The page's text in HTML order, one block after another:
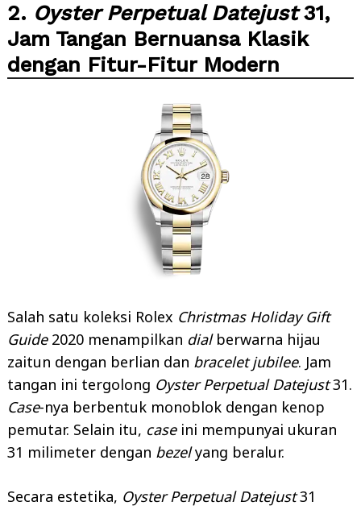
2. Oyster Perpetual Datejust31,
Jam Tangan Bernuansa Klasik
dengan Fitur-Fitur Modern
Salah satu koleksi Rolex Christmas Holiday Gift
Guide2020 menampilkan dialberwarna hijau
zaitun dengan berlian dan bracelet jubilee. Jam
tangan ini tergolong Oyster Perpetual Datejust31.
Case-nya berbentuk monoblok dengan kenop
pemutar. Selain itu, caseini mempunyai ukuran
31 milimeter dengan bezelyang beralur.
Secara estetika, Oyster Perpetual Datejust31